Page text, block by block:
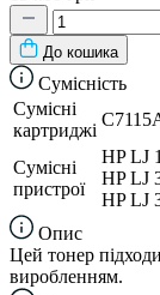
До кошика
Сумісність
Сумісні
картриджі
Сумісні
пристрої
HP LJ
HP LJ
HP LJ
Опис
Цей тонер
виробленням.